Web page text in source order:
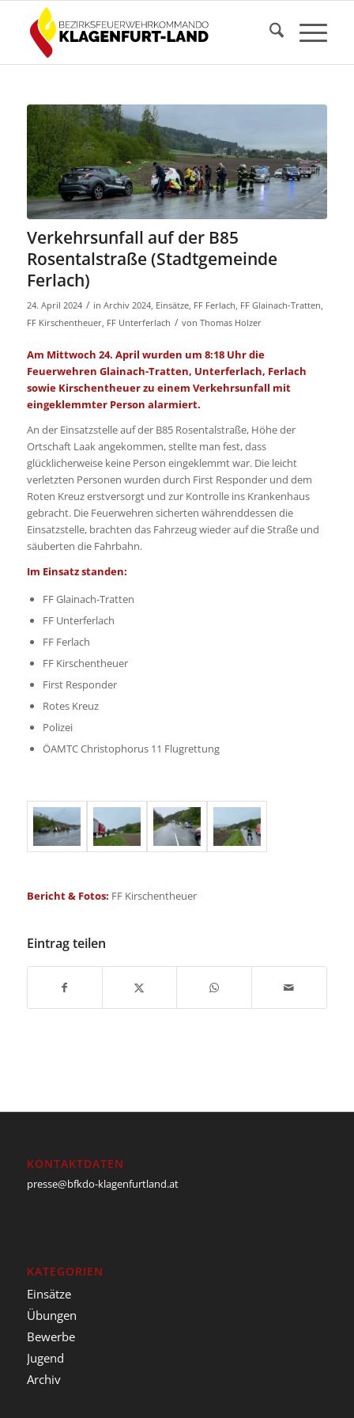
Verkehrsunfall auf der B85
Rosentalstraße (Stadtgemeinde
Ferlach)
24. April 2024 / in Archiv 2024, Einsätze, FF Ferlach FF Glainach-Tratten
FF Kirschentheuer, FF Unterferlach / von Thomas Holzer
Am Mittwoch 24. April wurden um 8:18 Uhr die
Feuerwehren Glainach-Tratten, Unterferlach, Ferlach
sowie Kirschentheuer zu einem Verkehrsunfall mit
eingeklemmter Person alarmiert.
An der Einsatzstelle auf der B85 Rosentalstraße, Höhe der
Ortschaft Laak angekommen, stellte man fest, dass
glücklicherweise keine Person eingeklemmt war. Die leicht
verletzten Personen wurden durch First Responder und dem
Roten Kreuz erstversorgt und zur Kontrolle ins Krankenhaus
gebracht. Die Feuerwehren sicherten währenddessen die
Einsatzstelle, brachten das Fahrzeug wieder auf die Straße und
säuberten die Fahrbahn.
Im Einsatz standen:
FF Glainach-Tratten
FF Unterferlach
FF Ferlach
FF Kirschentheuer
First Responder
Rotes Kreuz
Polizei
ÖAMTC Christophorus 11 Flugrettung
Bericht & Fotos: FF Kirschentheuer
Eintrag teilen
KONTAKTDATEN
presse@bfkdo-klagenfurtland.at
KATEGORIEN
Einsätze
Übungen
Bewerbe
Jugend
Archiv